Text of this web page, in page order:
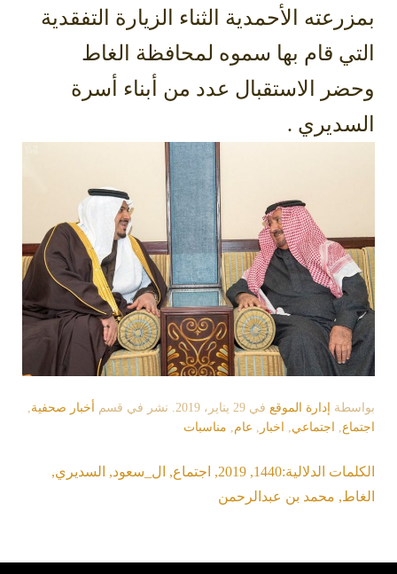
بمزرعته الأحمدية الثناء الزيارة التفقدية
التي قام بها سموه لمحافظة الغاط
وحضر الاستقبال عدد من أبناء أسرة
السديري .
بواسطة إدارة الموقع في 29 يناير، 2019 . نشر في قسم أخبار صحفية,
اجتماع, اجتماعي, اخبار , عام, مناسبات
الكلمات الدلالية:1440
,
2019
, اجتماع, ال_سعود, السديري,
الغاط, محمد بن عبدالرحمن